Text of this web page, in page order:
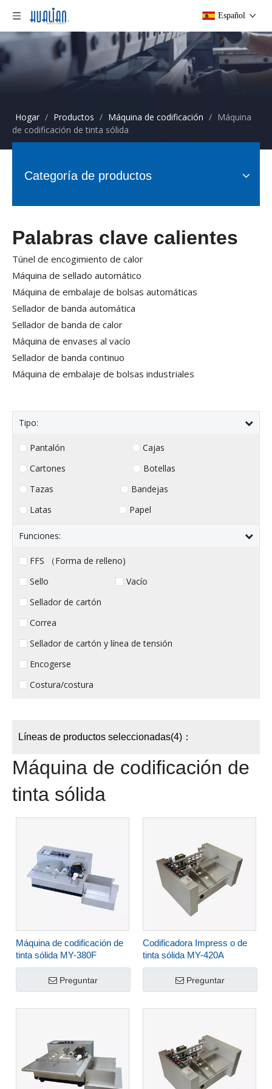
Español
Hogar / Productos / Máquina de codificación / Máquina
de codificación de tinta sólida
Categoría de productos
Palabras clave calientes
Túnel de encogimiento de calor
Máquina de sellado automático
Máquina de embalaje de bolsas automáticas
Sellador de banda automática
Sellador de banda de calor
Máquina de envases al vacío
Sellador de banda continuo
Máquina de embalaje de bolsas industriales
Tipo:
Pantalón
Cajas
Cartones
Botellas
Tazas
Bandejas
Latas
Papel
Funciones:
FFS （Forma de relleno)
Sello
Vacío
Sellador de cartón
Correa
Sellador de cartón y línea de tensión
Encogerse
Costura/costura
Líneas de productos seleccionadas(4)：
Máquina de codificación de
tinta sólida
Máquina de codificación de
tinta sólida MY-380F
Preguntar
Codificadora Impress o de
tinta sólida MY-420A
Preguntar